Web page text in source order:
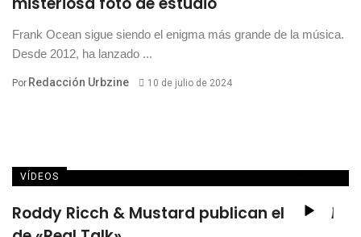
Frank Ocean sigue siendo el enigma más grande de la música.
Desde 2012, ha lanzado ...
Por Redacción Urbzine 10 de julio de 2024
VÍDEOS
Roddy Ricch & Mustard publican el visual